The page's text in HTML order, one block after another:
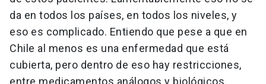
da en todos los países, en todos los niveles, y
eso es complicado. Entiendo que pese a que en
Chile al menos es una enfermedad que está
cubierta, pero dentro de eso hay restricciones,
entre medicamentos análogos y biológicos,